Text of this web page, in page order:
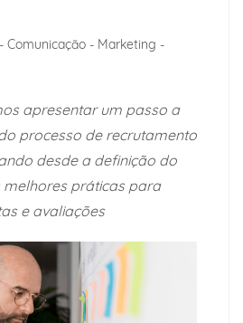
Comunicação - Marketing -
apresentar um passo a
processo de recrutamento
desde a definição do
práticas para
e avaliações